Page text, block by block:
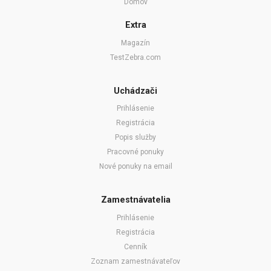
Extra
Magazín
TestZebra.com
Uchádzači
Prihlásenie
Registrácia
Popis služby
Pracovné ponuky
Nové ponuky na email
Zamestnávatelia
Prihlásenie
Registrácia
Cenník
Zoznam zamestnávateľov